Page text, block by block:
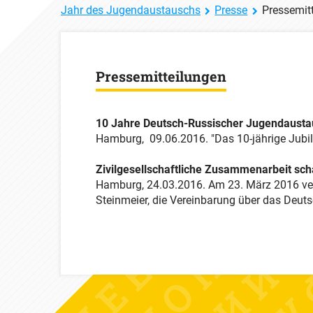
Jahr des Jugendaustauschs Presse
Pressemitteilungen
10 Jahre Deutsch-Russischer
Hamburg, 09.06.2016. "Das 10-jährige
Zivilgesellschaftliche Zusammenarbeit
Hamburg, 24.03.2016. Am 23. März 2016
Steinmeier, die Vereinbarung über das